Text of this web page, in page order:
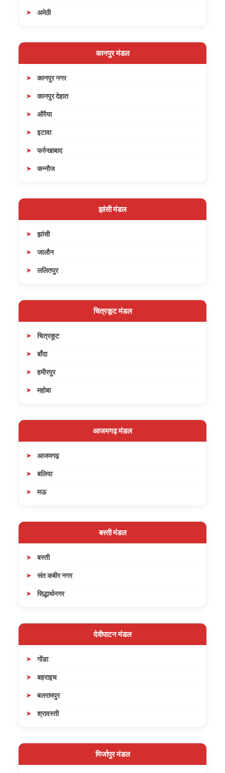
अमेठी
कानपुर मंडल
कानपुर नगर
कानपुर देहात
औरैया
इटावा
फर्रुखाबाद
कन्नौज
झांसी मंडल
झांसी
जालौन
ललितपुर
चित्रकूट मंडल
चित्रकूट
बाँदा
हमीरपुर
महोबा
आजमगढ़ मंडल
आजमगढ़
बलिया
मऊ
बस्ती मंडल
बस्ती
संत कबीर नगर
सिद्धार्थनगर
देवीपाटन मंडल
गोंडा
बहराइच
बलरामपुर
श्रावस्ती
मिर्जापुर मंडल